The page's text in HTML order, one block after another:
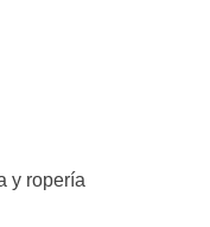
y ropería